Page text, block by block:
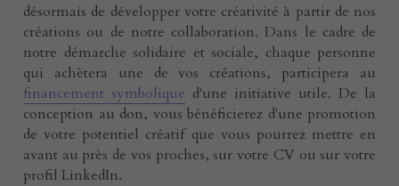
désormais de développer votre créativité à partir de nos
créations ou de notre collaboration. Dans le cadre de
notre démarche solidaire et sociale, chaque personne
financement symbolique d'une initiative utile. De la
conception au don, vous bénéficierez d'une promotion
de votre potentiel créatif que vous pourrez mettre en
avant au près de vos proches, sur votre CV ou sur votre
profil LinkedIn.